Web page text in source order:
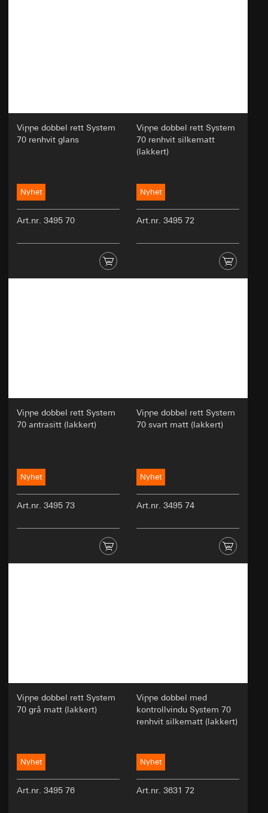
Vippe dobbel rett System
70 renhvit glans
Nyhet
Art.nr. 3495 70
Vippe dobbel rett System
70 renhvit silkematt
(lakkert)
Nyhet
Art.nr. 3495 72
Vippe dobbel rett System
70 antrasitt (lakkert)
Nyhet
Art.nr. 3495 73
Vippe dobbel rett System
70 svart matt (lakkert)
Nyhet
Art.nr. 3495 74
Vippe dobbel rett System
70 grå matt (lakkert)
Nyhet
Art.nr. 3495 76
Vippe dobbel med
kontrollvindu System 70
renhvit silkematt (lakkert)
Nyhet
Art.nr. 3631 72